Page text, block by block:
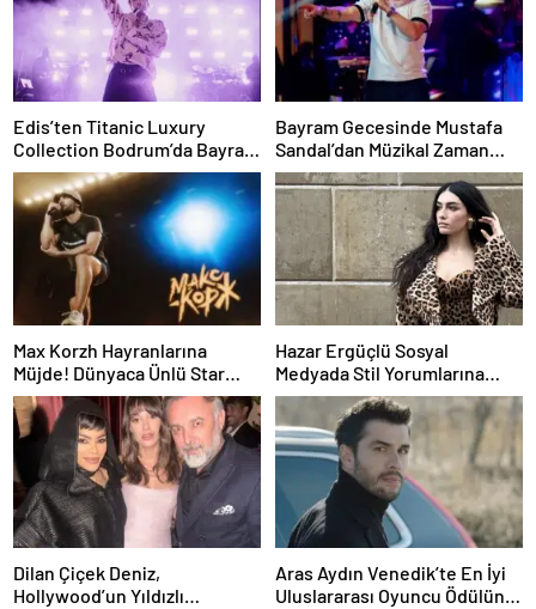
Edis’ten Titanic Luxury
Collection Bodrum’da Bayram
Gecesine Damga Vuran
Performans
Bayram Gecesinde Mustafa
Sandal’dan Müzikal Zaman
Yolculuğu
Max Korzh Hayranlarına
Müjde! Dünyaca Ünlü Star
İstanbul’da Canlı
Performansla Hayranlarıyla
Buluşuyor
Hazar Ergüçlü Sosyal
Medyada Stil Yorumlarına
Neden Oldu
Dilan Çiçek Deniz,
Hollywood’un Yıldızlı
Aras Aydın Venedik’te En İyi
Uluslararası Oyuncu Ödülünü